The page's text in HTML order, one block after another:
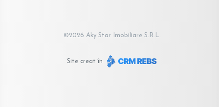
©2026 Aky Star Imobiliare S.R.L.
Site creat în